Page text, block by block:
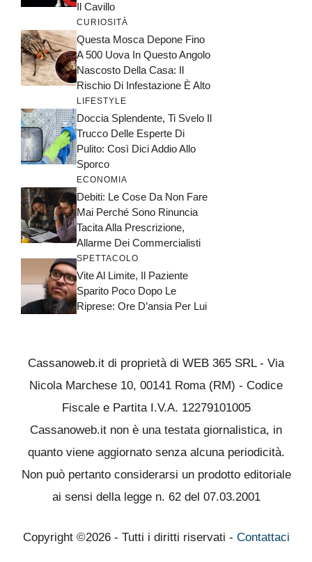
Il Cavillo
CURIOSITÀ
Questa Mosca Depone Fino
A 500 Uova In Questo Angolo
Nascosto Della Casa: Il
Rischio Di Infestazione È Alto
LIFESTYLE
Doccia Splendente, Ti Svelo Il
Trucco Delle Esperte Di
Pulito: Così Dici Addio Allo
Sporco
ECONOMIA
Debiti: Le Cose Da Non Fare
Mai Perché Sono Rinuncia
Tacita Alla Prescrizione,
Allarme Dei Commercialisti
SPETTACOLO
Vite Al Limite, Il Paziente
Sparito Poco Dopo Le
Riprese: Ore D’ansia Per Lui
Cassanoweb.it di proprietà di WEB 365 SRL - Via
Nicola Marchese 10, 00141 Roma (RM) - Codice
Fiscale e Partita I.V.A. 12279101005
Cassanoweb.it non è una testata giornalistica, in
quanto viene aggiornato senza alcuna periodicità.
Non può pertanto considerarsi un prodotto editoriale
ai sensi della legge n. 62 del 07.03.2001
Copyright ©2026 - Tutti i diritti riservati - Contattaci